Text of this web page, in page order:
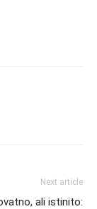
Next article
ali istinito: